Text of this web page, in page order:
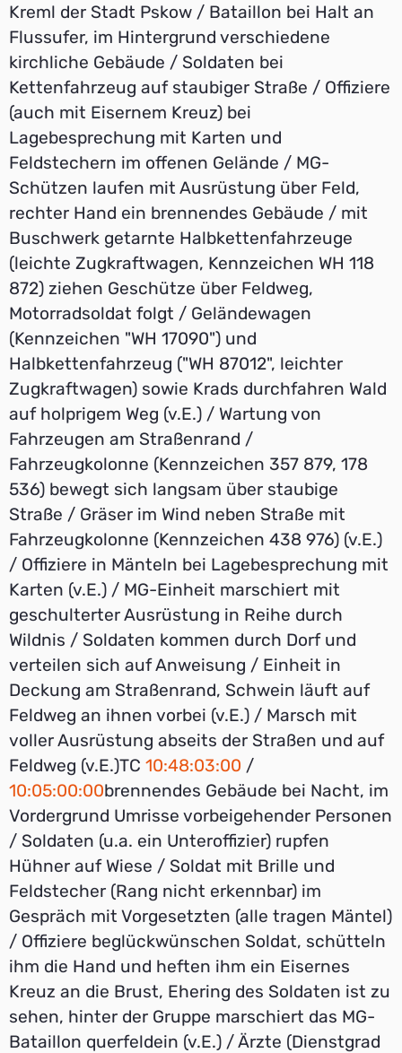
Kreml der Stadt Pskow / Bataillon bei Halt an
Flussufer, im Hintergrund verschiedene
kirchliche Gebäude / Soldaten bei
Kettenfahrzeug auf staubiger Straße / Offiziere
(auch mit Eisernem Kreuz) bei
Lagebesprechung mit Karten und
Feldstechern im offenen Gelände / MG-
Schützen laufen mit Ausrüstung über Feld,
rechter Hand ein brennendes Gebäude / mit
Buschwerk getarnte Halbkettenfahrzeuge
(leichte Zugkraftwagen, Kennzeichen WH 118
872) ziehen Geschütze über Feldweg,
Motorradsoldat folgt / Geländewagen
(Kennzeichen "WH 17090") und
Halbkettenfahrzeug ("WH 87012", leichter
Zugkraftwagen) sowie Krads durchfahren Wald
auf holprigem Weg (v.E.) / Wartung von
Fahrzeugen am Straßenrand /
Fahrzeugkolonne (Kennzeichen 357 879, 178
536) bewegt sich langsam über staubige
Straße / Gräser im Wind neben Straße mit
Fahrzeugkolonne (Kennzeichen 438 976) (v.E.)
/ Offiziere in Mänteln bei Lagebesprechung mit
Karten (v.E.) / MG-Einheit marschiert mit
geschulterter Ausrüstung in Reihe durch
Wildnis / Soldaten kommen durch Dorf und
verteilen sich auf Anweisung / Einheit in
Deckung am Straßenrand, Schwein läuft auf
Feldweg an ihnen vorbei (v.E.) / Marsch mit
voller Ausrüstung abseits der Straßen und auf
Feldweg (v.E.)TC 10:48:03:00 /
10:05:00:00brennendes Gebäude bei Nacht, im
Vordergrund Umrisse vorbeigehender Personen
/ Soldaten (u.a. ein Unteroffizier) rupfen
Hühner auf Wiese / Soldat mit Brille und
Feldstecher (Rang nicht erkennbar) im
Gespräch mit Vorgesetzten (alle tragen Mäntel)
/ Offiziere beglückwünschen Soldat, schütteln
ihm die Hand und heften ihm ein Eisernes
Kreuz an die Brust, Ehering des Soldaten ist zu
sehen, hinter der Gruppe marschiert das MG-
Bataillon querfeldein (v.E.) / Ärzte (Dienstgrad